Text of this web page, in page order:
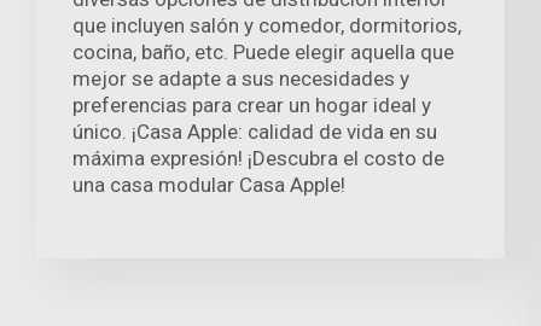
que incluyen salón y comedor, dormitorios,
cocina, baño, etc. Puede elegir aquella que
mejor se adapte a sus necesidades y
preferencias para crear un hogar ideal y
único. ¡Casa Apple: calidad de vida en su
máxima expresión! ¡Descubra el costo de
una casa modular Casa Apple!